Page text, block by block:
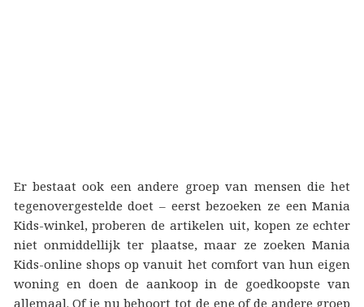
Er bestaat ook een andere groep van mensen die het
tegenovergestelde doet – eerst bezoeken ze een Mania
Kids-winkel, proberen de artikelen uit, kopen ze echter
niet onmiddellijk ter plaatse, maar ze zoeken Mania
Kids-online shops op vanuit het comfort van hun eigen
woning en doen de aankoop in de goedkoopste van
allemaal. Of je nu behoort tot de ene of de andere groep